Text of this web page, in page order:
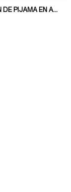
PANTALÓN DE PIJAMA EN ALGODÓN